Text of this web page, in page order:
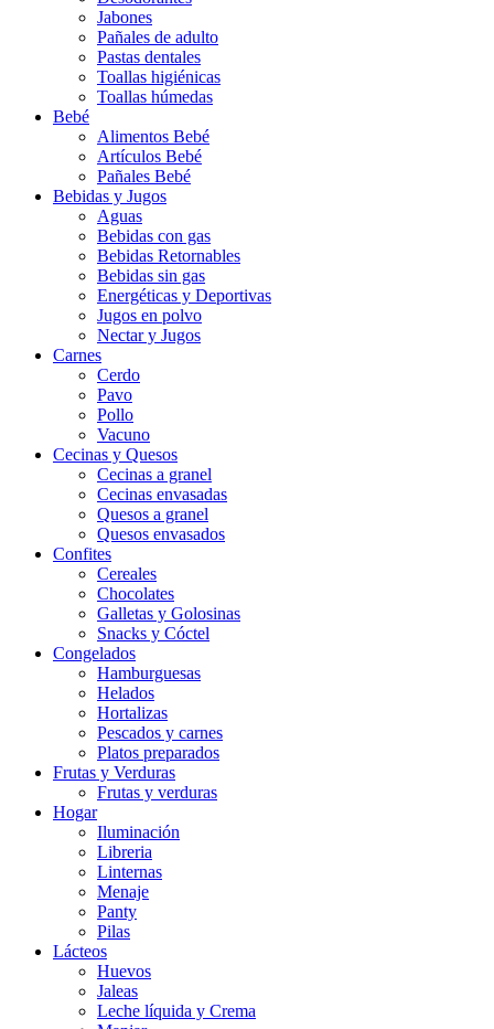
Jabones
Pañales de adulto
Pastas dentales
Toallas higiénicas
Toallas húmedas
Bebé
Alimentos Bebé
Artículos Bebé
Pañales Bebé
Bebidas y Jugos
Aguas
Bebidas con gas
Bebidas Retornables
Bebidas sin gas
Energéticas y Deportivas
Jugos en polvo
Nectar y Jugos
Carnes
Cerdo
Pavo
Pollo
Vacuno
Cecinas y Quesos
Cecinas a granel
Cecinas envasadas
Quesos a granel
Quesos envasados
Confites
Cereales
Chocolates
Galletas y Golosinas
Snacks y Cóctel
Congelados
Hamburguesas
Helados
Hortalizas
Pescados y carnes
Platos preparados
Frutas y Verduras
Frutas y verduras
Hogar
Iluminación
Libreria
Linternas
Menaje
Panty
Pilas
Lácteos
Huevos
Jaleas
Leche líquida y Crema